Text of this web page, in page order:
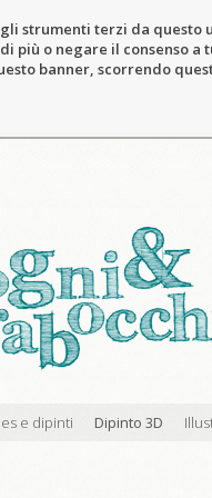
gli strumenti terzi da
più o negare il consenso
banner, scorrendo
e dipinti Dipinto 3D